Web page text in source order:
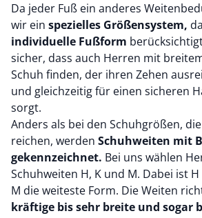
Da jeder Fuß ein anderes
wir ein spezielles Größensystem,
individuelle Fußform
sicher, dass auch Herren mit
Schuh finden, der ihren Zehen
und gleichzeitig für einen sicheren
sorgt.
Anders als bei den Schuhgrößen,
reichen, werden Schuhweiten mit
gekennzeichnet. Bei uns wählen
Schuhweiten H, K und M. Dabei ist
M die weiteste Form. Die Weiten
kräftige bis sehr breite und sogar